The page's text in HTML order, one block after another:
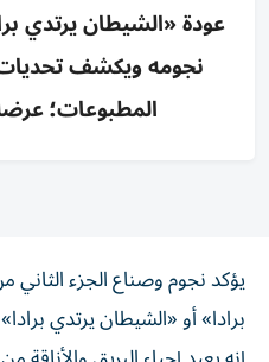
عودة «الشيطان يرتدي
نجومه ويكشف تحديات
المطبوعات؛ عرضه 29 أبريل
يؤكد نجوم وصناع الجزء الثاني
برادا» أو «الشيطان يرتدي